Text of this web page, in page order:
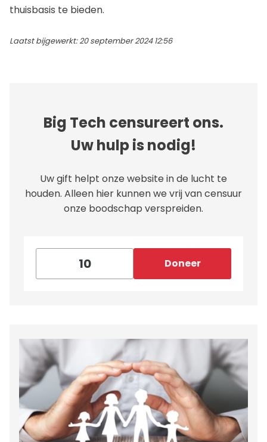
thuisbasis te bieden.
Laatst bijgewerkt: 20 september 2024 12:56
Big Tech censureert ons.
Uw hulp is nodig!
Uw gift helpt onze website in de lucht te
houden. Alleen hier kunnen we vrij van censuur
onze boodschap verspreiden.
Doneer